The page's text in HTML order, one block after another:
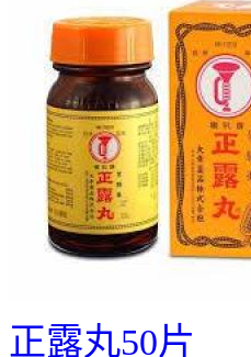
正露丸50片